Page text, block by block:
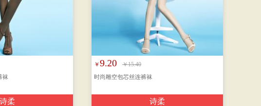
袜
诗柔
￥ 9.20
￥15.40
时尚雕空包芯丝连裤袜
诗柔